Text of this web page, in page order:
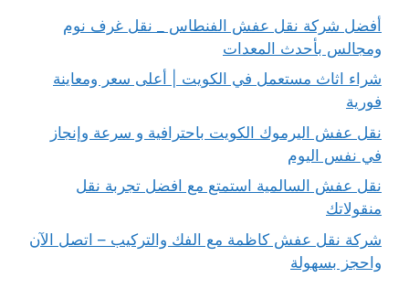
أفضل شركة نقل عفش الفنطاس _ نقل غرف نوم
ومجالس بأحدث المعدات
شراء اثاث مستعمل في الكويت | أعلى سعر ومعاينة
فورية
نقل عفش اليرموك الكويت باحترافية و سرعة وإنجاز
في نفس اليوم
نقل عفش السالمية استمتع مع افضل تجربة نقل
منقولاتك
شركة نقل عفش كاظمة مع الفك والتركيب – اتصل الآن
واحجز بسهولة